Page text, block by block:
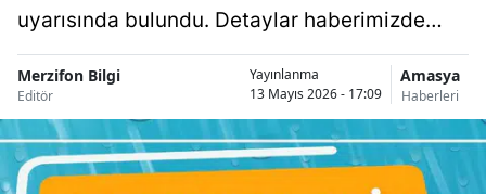
uyarısında bulundu. Detaylar haberimizde…
Merzifon Bilgi
Editör
Yayınlanma
13 Mayıs 2026 - 17:09
Amasya
Haberleri